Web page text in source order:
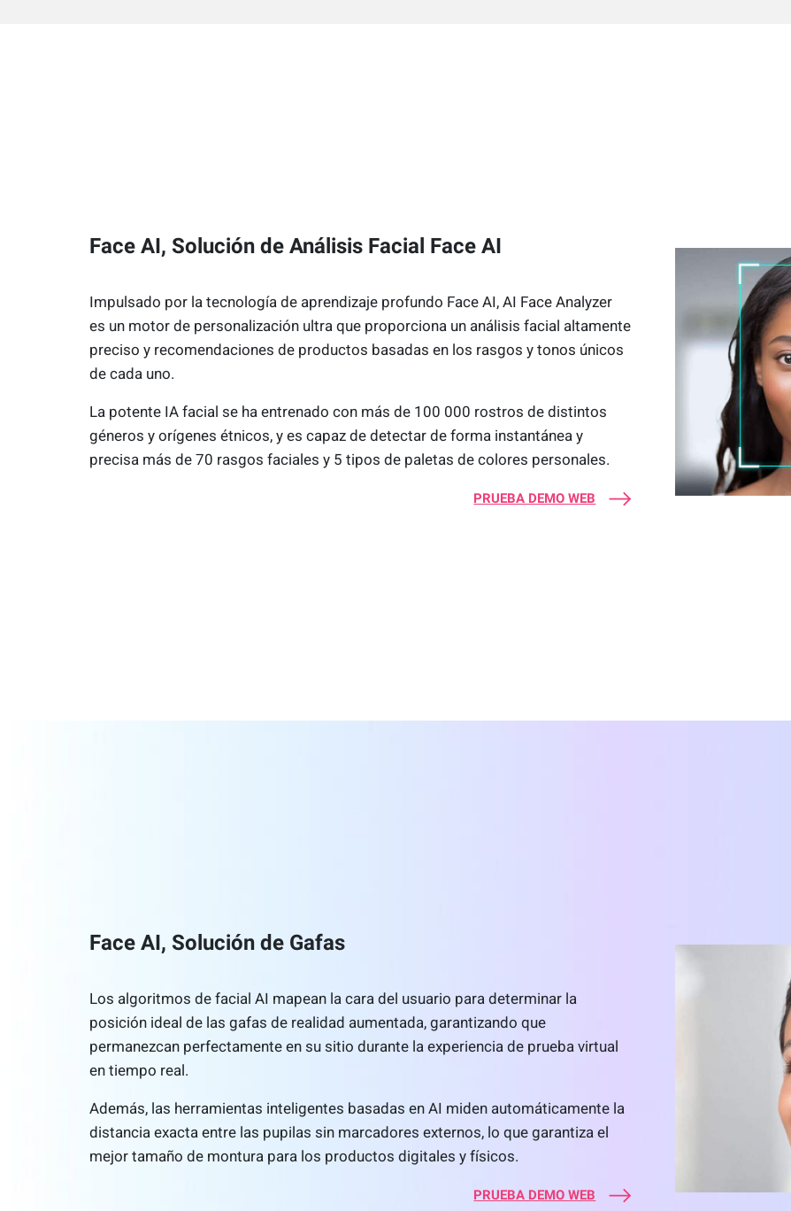
Face AI, Solución de Análisis Facial Face AI
Impulsado por la tecnología de aprendizaje profundo Face AI, AI Face Analyzer
es un motor de personalización ultra que proporciona un análisis facial altamente
preciso y recomendaciones de productos basadas en los rasgos y tonos únicos
de cada uno.
La potente IA facial se ha entrenado con más de 100 000 rostros de distintos
géneros y orígenes étnicos, y es capaz de detectar de forma instantánea y
precisa más de 70 rasgos faciales y 5 tipos de paletas de colores personales.
PRUEBA DEMO WEB
Face AI, Solución de Gafas
Los algoritmos de facial AI mapean la cara del usuario para determinar la
posición ideal de las gafas de realidad aumentada, garantizando que
permanezcan perfectamente en su sitio durante la experiencia de prueba virtual
en tiempo real.
Además, las herramientas inteligentes basadas en AI miden automáticamente la
distancia exacta entre las pupilas sin marcadores externos, lo que garantiza el
mejor tamaño de montura para los productos digitales y físicos.
PRUEBA DEMO WEB